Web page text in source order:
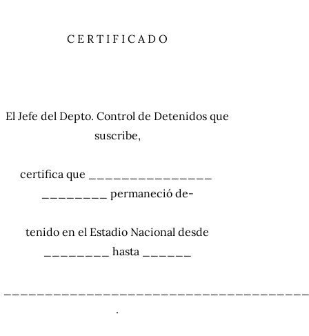
C E R T I F I C A D O
El Jefe del Depto. Control de Detenidos que
suscribe,
certifica que _______________
________ permaneció de-
tenido en el Estadio Nacional desde
________ hasta ______
.